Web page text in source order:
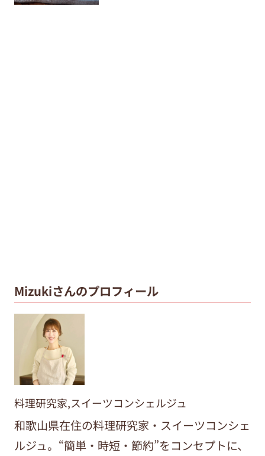
Mizukiさんのプロフィール
料理研究家,スイーツコンシェルジュ
和歌山県在住の料理研究家・スイーツコンシェ
ルジュ。“簡単・時短・節約”をコンセプトに、